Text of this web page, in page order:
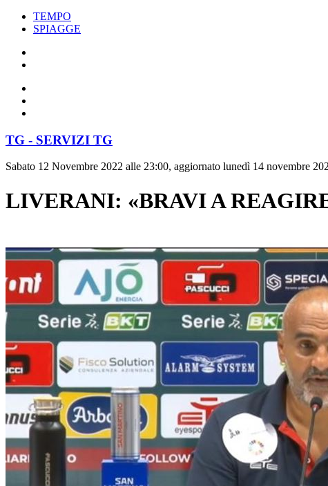
TEMPO
SPIAGGE
TG - SERVIZI TG
Sabato 12 Novembre 2022 alle 23:00, aggiornato lunedì 14 novembre
LIVERANI: «BRAVI A